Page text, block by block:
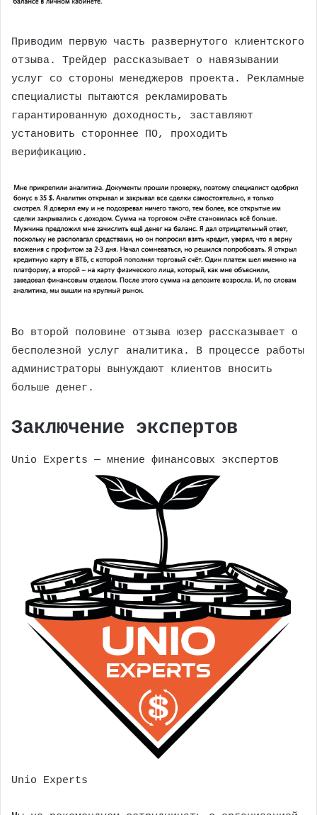
Приводим первую часть развернутого клиентского
отзыва. Трейдер рассказывает о навязывании
услуг со стороны менеджеров проекта. Рекламные
специалисты пытаются рекламировать
гарантированную доходность, заставляют
установить стороннее ПО, проходить
верификацию.
Во второй половине отзыва юзер рассказывает о
бесполезной услуг аналитика. В процессе работы
администраторы вынуждают клиентов вносить
больше денег.
Заключение экспертов
Unio Experts — мнение финансовых экспертов
Unio Experts